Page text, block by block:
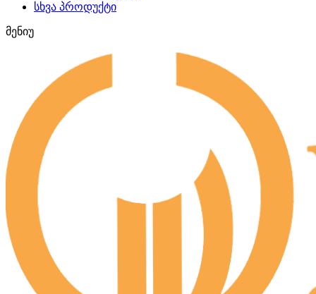
სხვა პროდუქტი
მენიუ